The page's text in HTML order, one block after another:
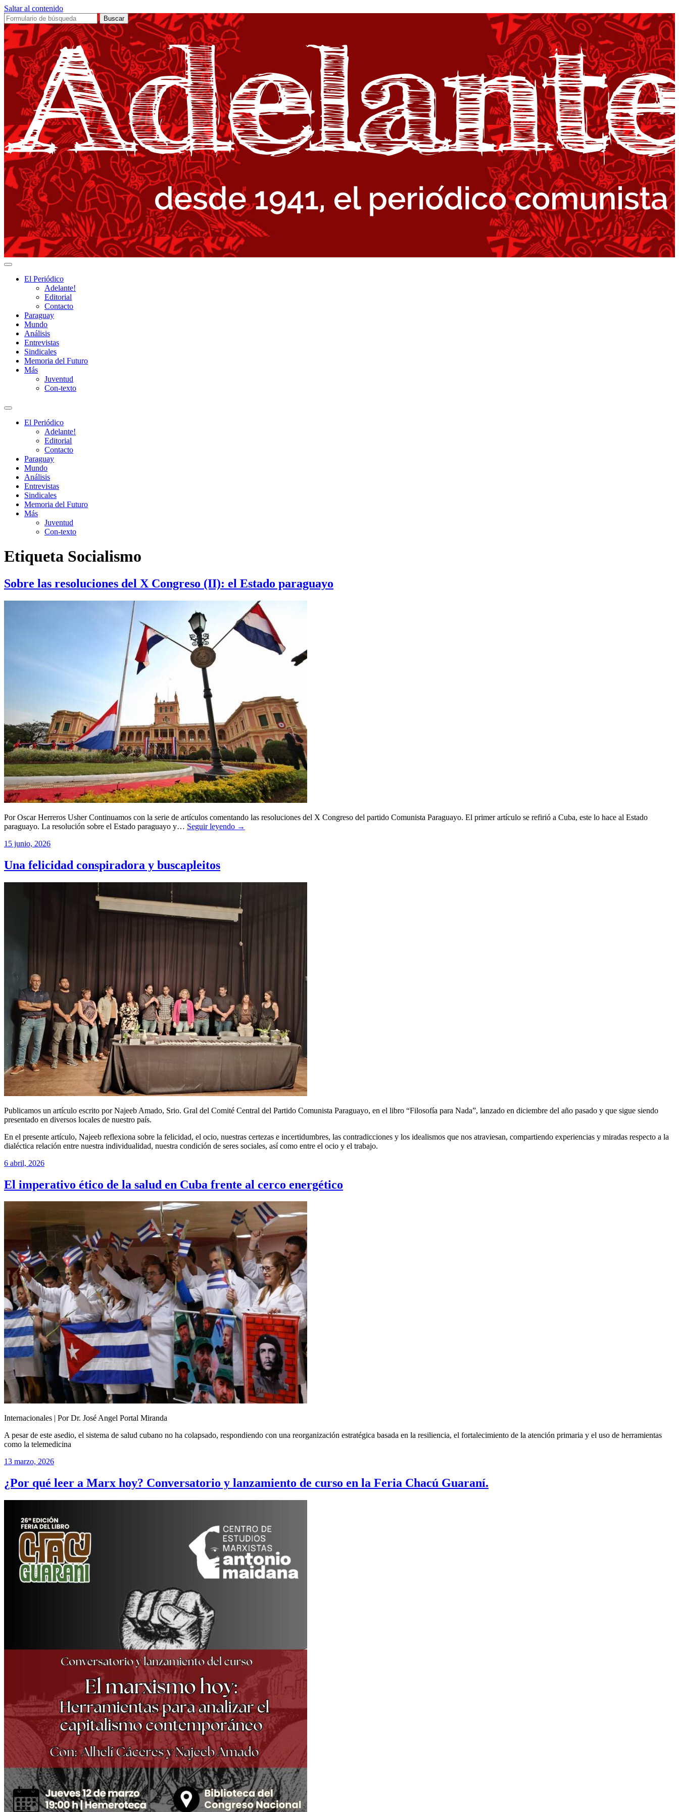
Saltar al contenido
Buscar:
Adelante!
El Periódico
Adelante!
Editorial
Contacto
Paraguay
Mundo
Análisis
Entrevistas
Sindicales
Memoria del Futuro
Más
Juventud
Con-texto
Alternar
campoEl Periódico
Adelante!
Editorial
Contacto
Paraguay
Mundo
Análisis
Entrevistas
Sindicales
Memoria del Futuro
Más
Juventud
Con-texto
Etiqueta Socialismo
Sobre las resoluciones del X Congreso (II): el Estado paraguayo
Por Oscar Herreros Usher Continuamos con la serie de artículos comentando las resoluciones del X Congreso del partido Comunista Paraguayo. El primer artículo se refirió a Cuba, este lo hace al Estado
paraguayo. La resolución sobre el Estado paraguayo y… Seguir leyendo →
15 junio, 2026
Una felicidad conspiradora y buscapleitos
Publicamos un artículo escrito por Najeeb Amado, Srio. Gral del Comité Central del Partido Comunista Paraguayo, en el libro “Filosofía para Nada”, lanzado en diciembre del año pasado y que sigue siendo
presentado en diversos locales de nuestro país.
En el presente artículo, Najeeb reflexiona sobre la felicidad, el ocio, nuestras certezas e incertidumbres, las contradicciones y los idealismos que nos atraviesan, compartiendo experiencias y miradas respecto a la
dialéctica relación entre nuestra individualidad, nuestra condición de seres sociales, así como entre el ocio y el trabajo.
6 abril, 2026
El imperativo ético de la salud en Cuba frente al cerco energético
Internacionales | Por Dr. José Angel Portal Miranda
A pesar de este asedio, el sistema de salud cubano no ha colapsado, respondiendo con una reorganización estratégica basada en la resiliencia, el fortalecimiento de la atención primaria y el uso de herramientas
como la telemedicina
13 marzo, 2026
¿Por qué leer a Marx hoy? Conversatorio y lanzamiento de curso en la Feria Chacú Guaraní.